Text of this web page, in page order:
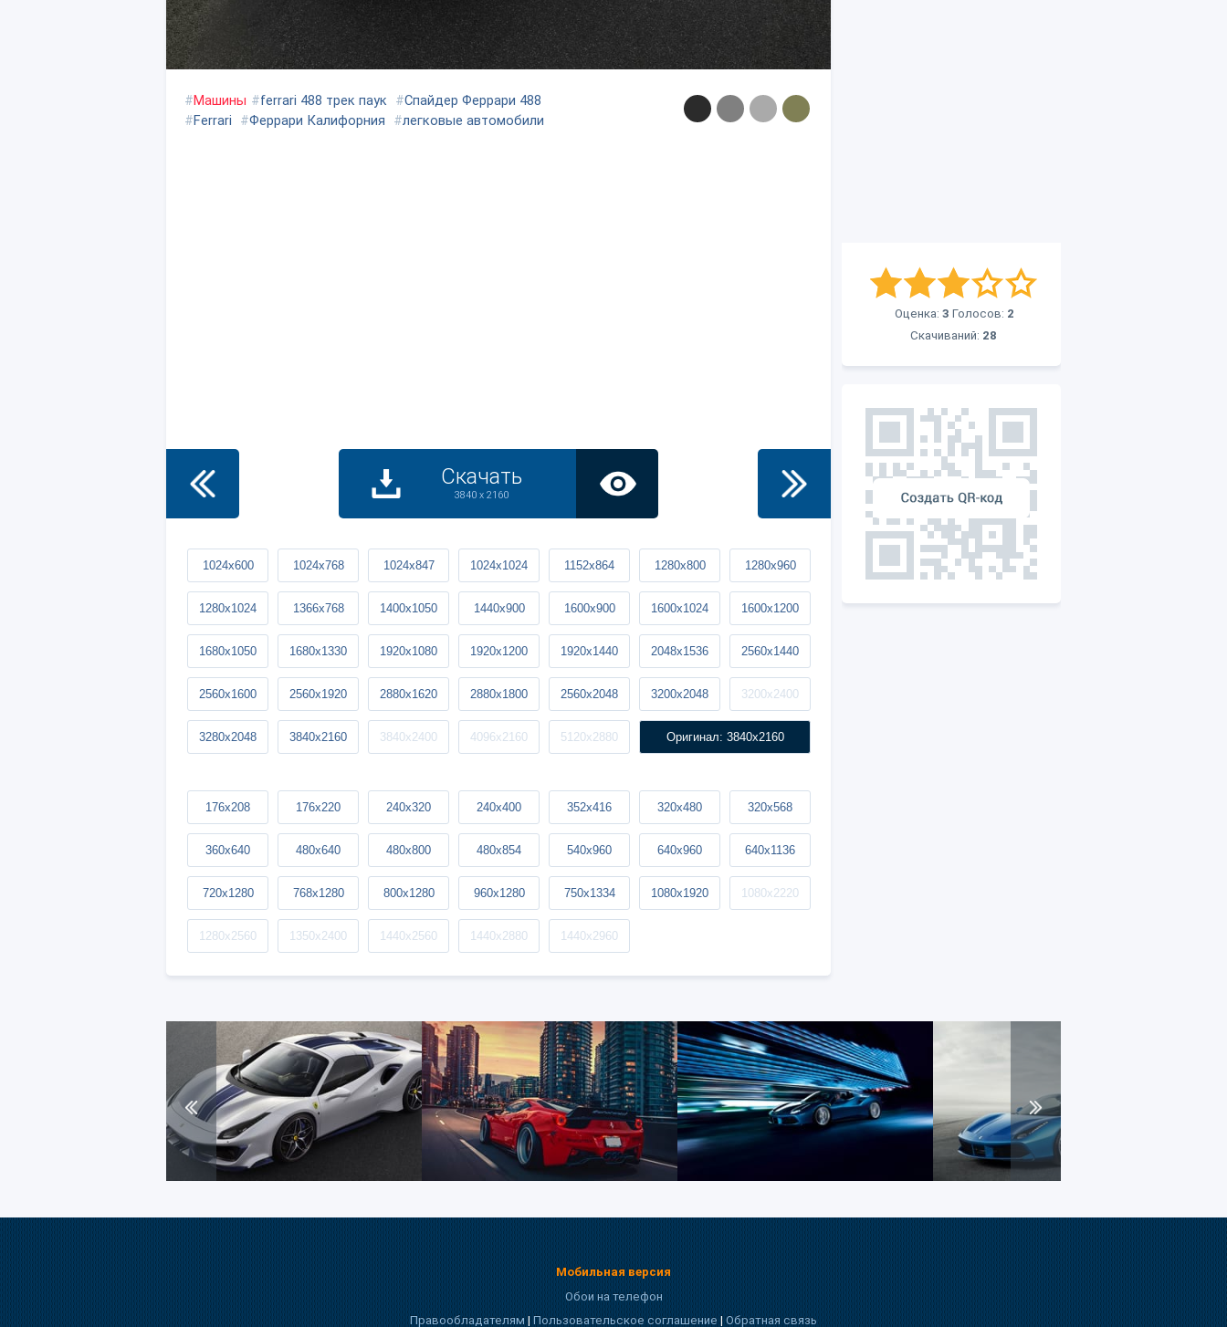
Оценка: 3 Голосов: 2
Скачиваний: 28
#Машины #ferrari 488 трек паук #Спайдер Феррари 488
#Ferrari #Феррари Калифорния #легковые автомобили
Скачать
3840 x 2160
1024x600 1024x768 1024x847 1024x1024 1152x864 1280x800 1280x960
1280x1024 1366x768 1400x1050 1440x900 1600x900 1600x1024 1600x1200
1680x1050 1680x1330 1920x1080 1920x1200 1920x1440 2048x1536 2560x1440
2560x1600 2560x1920 2880x1620 2880x1800 2560x2048 3200x2048 3200x2400
3280x2048 3840x2160 3840x2400 4096x2160 5120x2880 Оригинал: 3840x2160
176x208 176x220 240x320 240x400 352x416 320x480 320x568
360x640 480x640 480x800 480x854 540x960 640x960 640x1136
720x1280 768x1280 800x1280 960x1280 750x1334 1080x1920 1080x2220
1280x2560 1350x2400 1440x2560 1440x2880 1440x2960
Мобильная версия
Обои на телефон
Правообладателям|Пользовательское соглашение|Обратная связь